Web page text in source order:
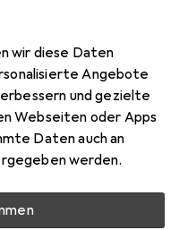
wir diese Daten
Angebote
und gezielte
Webseiten oder Apps
Daten auch an
werden.
16 x 6 x 21